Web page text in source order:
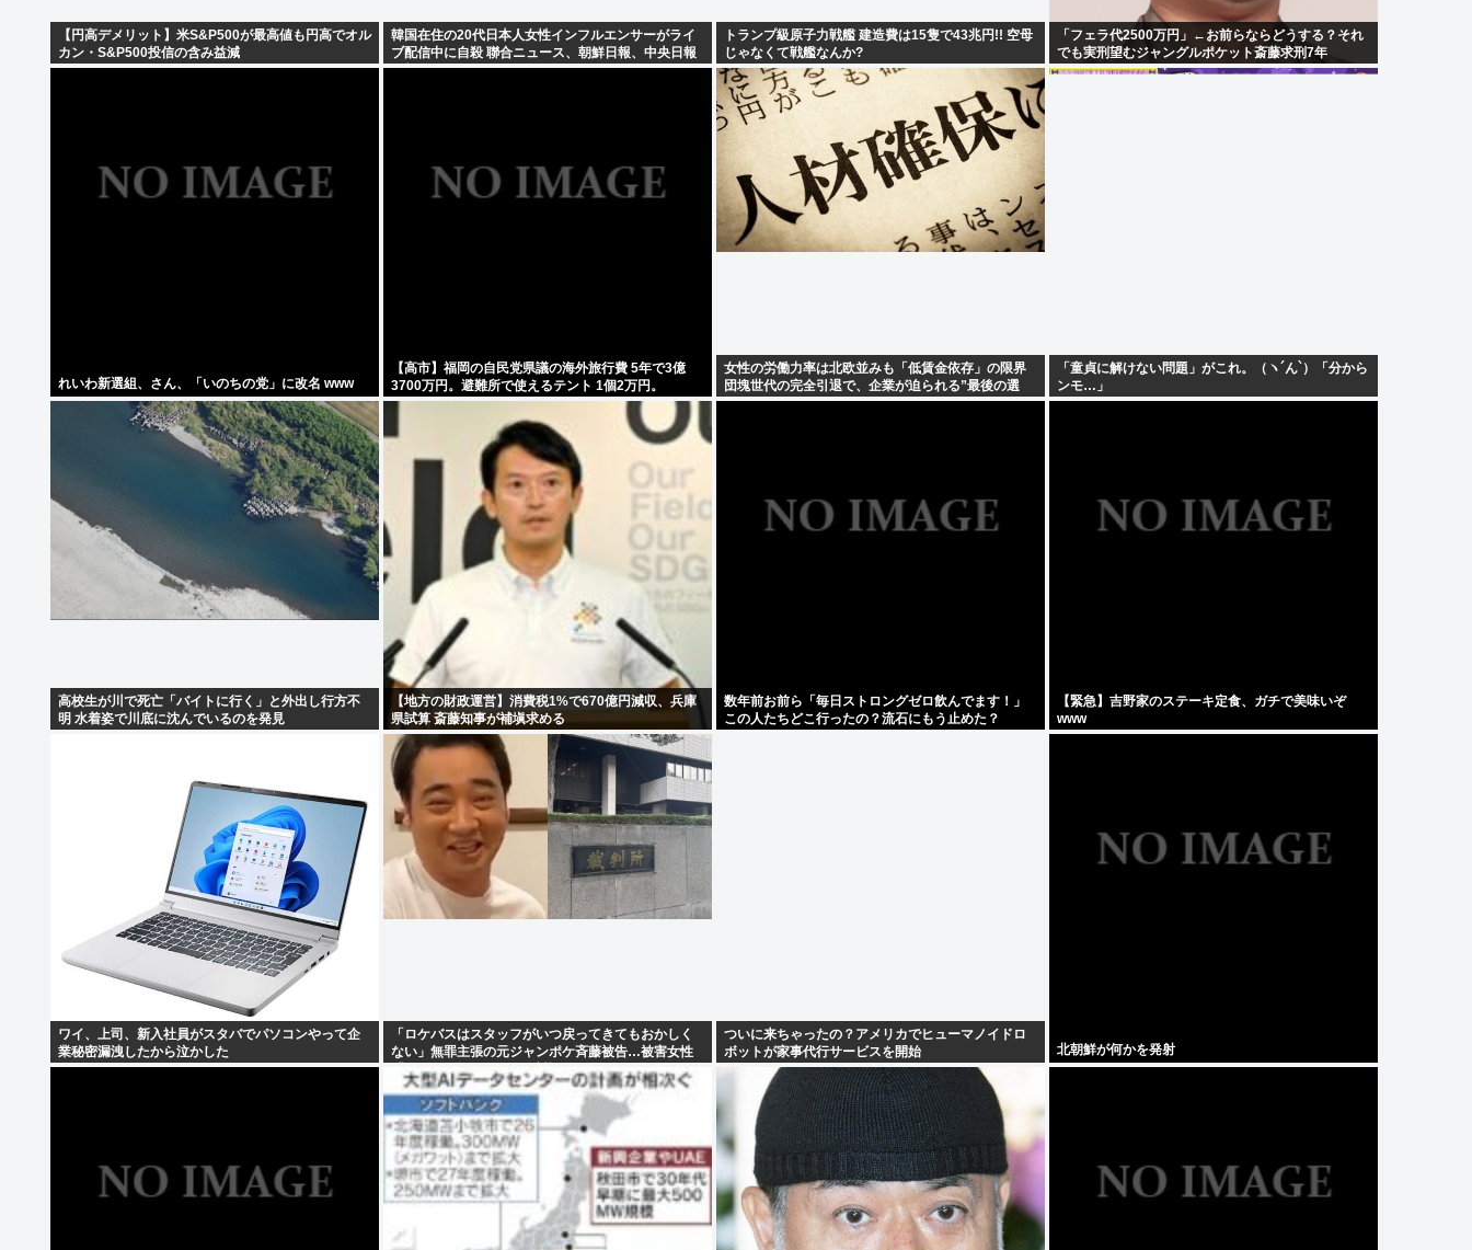
【円高デメリット】米S&P500が最高値も円高でオル
カン・S&P500投信の含み益減
韓国在住の20代日本人女性インフルエンサーがライ
ブ配信中に自殺 聯合ニュース、朝鮮日報、中央日報
が報道
トランプ級原子力戦艦 建造費は15隻で43兆円!! 空母
じゃなくて戦艦なんか?
「フェラ代2500万円」←お前らならどうする？それ
でも実刑望むジャングルポケット斎藤求刑7年
れいわ新選組、さん、「いのちの党」に改名 www
【高市】福岡の自民党県議の海外旅行費 5年で3億
3700万円。避難所で使えるテント 1個2万円。
女性の労働力率は北欧並みも「低賃金依存」の限界
団塊世代の完全引退で、企業が迫られる”最後の選
択”
「童貞に解けない問題」がこれ。（ヽ´ん`）「分から
ンモ…」
高校生が川で死亡「バイトに行く」と外出し行方不
明 水着姿で川底に沈んでいるのを発見
【地方の財政運営】消費税1%で670億円減収、兵庫
県試算 斎藤知事が補塡求める
数年前お前ら「毎日ストロングゼロ飲んでます！」
この人たちどこ行ったの？流石にもう止めた？
【緊急】吉野家のステーキ定食、ガチで美味いぞ
www
ワイ、上司、新入社員がスタバでパソコンやって企
業秘密漏洩したから泣かした
「ロケバスはスタッフがいつ戻ってきてもおかしく
ない」無罪主張の元ジャンポケ斉藤被告…被害女性
「ハニトラ扱いされ…絶対許せない」
ついに来ちゃったの？アメリカでヒューマノイドロ
ボットが家事代行サービスを開始
北朝鮮が何かを発射